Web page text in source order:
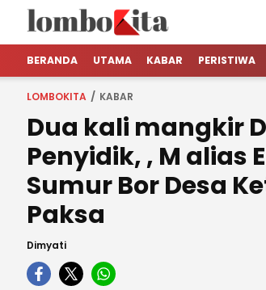
LOMBOKita
Media Berita Online dari Lombok
BERANDA UTAMA KABAR PERISTIWA
LOMBOKITA KABAR
Dua kali mangkir
Penyidik, , M alias
Sumur Bor Desa
Paksa
Dimyati